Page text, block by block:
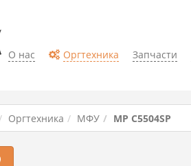
О нас Оргтехника Запчасти
Оргтехника МФУ MP C5504SP